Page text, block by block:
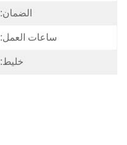
الضمان:
ساعات العمل:
خليط: